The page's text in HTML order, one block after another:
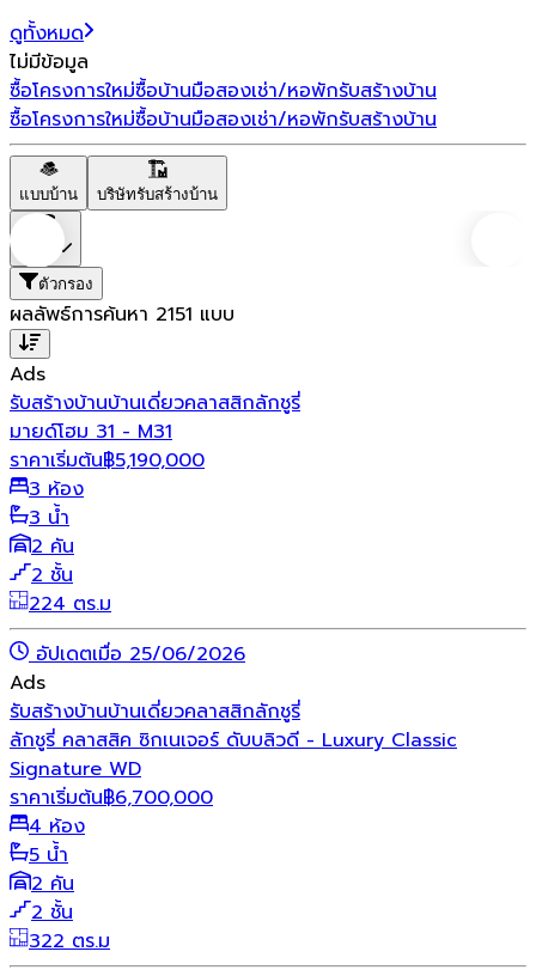
ดูทั้งหมด
ไม่มีข้อมูล
ซื้อโครงการใหม่ซื้อบ้านมือสองเช่า/หอพักรับสร้างบ้าน
ซื้อโครงการใหม่ซื้อบ้านมือสองเช่า/หอพักรับสร้างบ้าน
แบบบ้าน บริษัทรับสร้างบ้าน
ตัวกรอง
ผลลัพธ์การค้นหา 2151 แบบ
Ads
รับสร้างบ้านบ้านเดี่ยวคลาสสิกลักชูรี่
มายด์โฮม 31 - M31
ราคาเริ่มต้น฿5,190,000
3 ห้อง
3 น้ำ
2 คัน
2 ชั้น
224 ตร.ม
อัปเดตเมื่อ 25/06/2026
Ads
รับสร้างบ้านบ้านเดี่ยวคลาสสิกลักชูรี่
ลักชูรี่ คลาสสิค ซิกเนเจอร์ ดับบลิวดี - Luxury Classic
Signature WD
ราคาเริ่มต้น฿6,700,000
4 ห้อง
5 น้ำ
2 คัน
2 ชั้น
322 ตร.ม